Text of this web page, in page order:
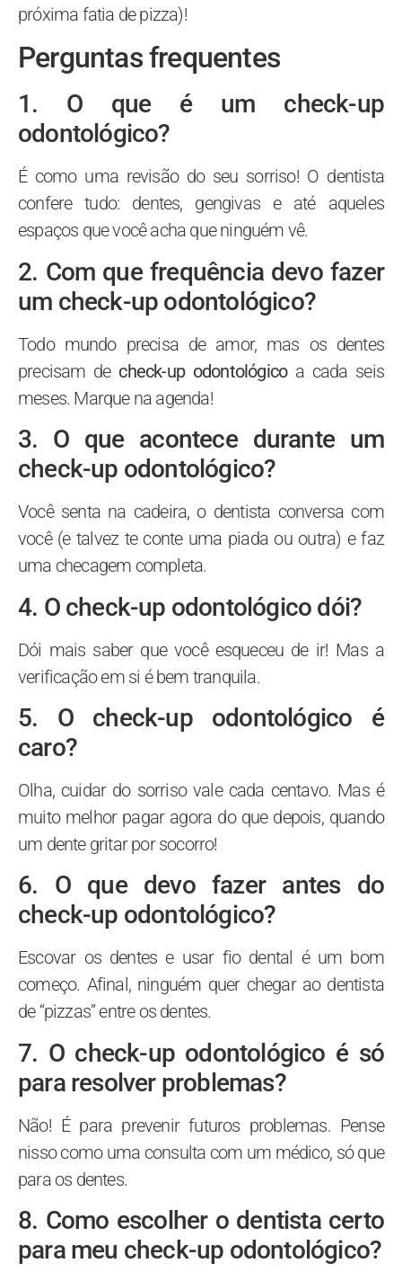
próxima fatia de pizza)!
Perguntas frequentes
1. O que é um check-up
odontológico?
É como uma revisão do seu sorriso! O dentista
confere tudo: dentes, gengivas e até aqueles
espaços que você acha que ninguém vê.
2. Com que frequência devo fazer
um check-up odontológico?
Todo mundo precisa de amor, mas os dentes
precisam de check-up odontológicoa cada seis
meses. Marque na agenda!
3. O que acontece durante um
check-up odontológico?
Você senta na cadeira, o dentista conversa com
você (e talvez te conte uma piada ou outra) e faz
uma checagem completa.
4. O check-up odontológico dói?
Dói mais saber que você esqueceu de ir! Mas a
verificação em si é bem tranquila.
5. O check-up odontológico é
caro?
Olha, cuidar do sorriso vale cada centavo. Mas é
muito melhor pagar agora do que depois, quando
um dente gritar por socorro!
6. O que devo fazer antes do
check-up odontológico?
Escovar os dentes e usar fio dental é um bom
começo. Afinal, ninguém quer chegar ao dentista
de “pizzas” entre os dentes.
7. O check-up odontológico é só
para resolver problemas?
Não! É para prevenir futuros problemas. Pense
nisso como uma consulta com um médico, só que
para os dentes.
8. Como escolher o dentista certo
para meu check-up odontológico?